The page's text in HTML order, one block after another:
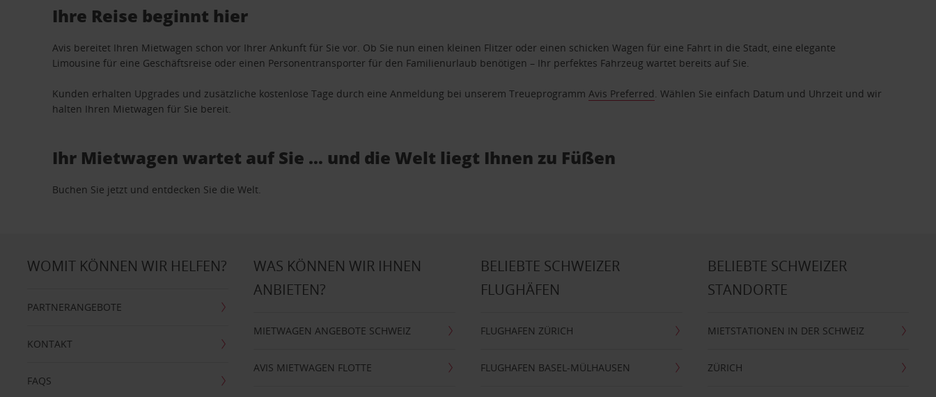
Ihre Reise beginnt hier
Avis bereitet Ihren Mietwagen schon vor Ihrer Ankunft für Sie vor. Ob Sie nun einen kleinen Flitzer oder einen schicken Wagen für eine Fahrt in die Stadt, eine elegante
Limousine für eine Geschäftsreise oder einen Personentransporter für den Familienurlaub benötigen – Ihr perfektes Fahrzeug wartet bereits auf Sie.
Kunden erhalten Upgrades und zusätzliche kostenlose Tage durch eine Anmeldung bei unserem TreueprogrammAvis Preferred. Wählen Sie einfach Datum und Uhrzeit und wir
halten Ihren Mietwagen für Sie bereit.
Ihr Mietwagen wartet auf Sie … und die Welt liegt Ihnen zu Füßen
Buchen Sie jetzt und entdecken Sie die Welt.
WOMIT KÖNNEN WIR HELFEN?
PARTNERANGEBOTE
KONTAKT
FAQS
WAS KÖNNEN WIR IHNEN
ANBIETEN?
MIETWAGEN ANGEBOTE SCHWEIZ
AVIS MIETWAGEN FLOTTE
BELIEBTE SCHWEIZER
FLUGHÄFEN
FLUGHAFEN ZÜRICH
FLUGHAFEN BASEL-MÜLHAUSEN
BELIEBTE SCHWEIZER
STANDORTE
MIETSTATIONEN IN DER SCHWEIZ
ZÜRICH